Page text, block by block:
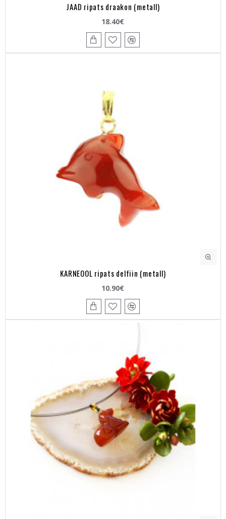
JAAD ripats draakon (metall)
18.40€
KARNEOOL ripats delfiin (metall)
10.90€